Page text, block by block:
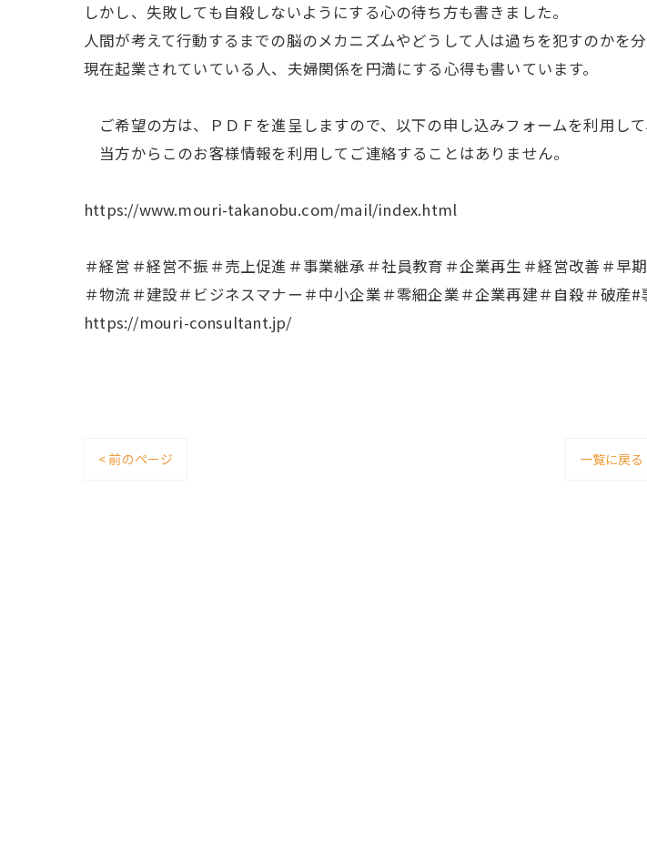
しかし、失敗しても自殺しないようにする心の待ち方も書きました。
人間が考えて行動するまでの脳のメカニズムやどうして人は過ちを犯すのかを
現在起業されていている人、夫婦関係を円満にする心得も書いています。
ご希望の方は、ＰＤＦを進呈しますので、以下の申し込みフォームを利用して
当方からこのお客様情報を利用してご連絡することはありません。
https://www.mouri-takanobu.com/mail/index.html
＃経営＃経営不振＃売上促進＃事業継承＃社員教育＃企業再生＃経営改善＃
＃物流＃建設＃ビジネスマナー＃中小企業＃零細企業＃企業再建＃自殺＃破産#
https://mouri-consultant.jp/
< 前のページ 一覧に戻る